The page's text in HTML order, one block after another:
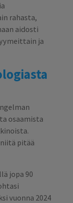
rahasta,
aidosti
ja
osaamista
pitää
jopa 90
vuonna 2024